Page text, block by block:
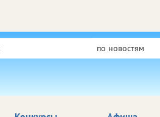
по новостям